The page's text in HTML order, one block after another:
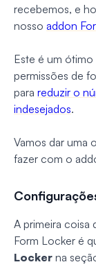
recebemos, e
nosso addon
Este é um
permissões de
para reduzir o
indesejados.
Vamos dar uma
fazer com o
A primeira coisa
Form Locker é
Locker na